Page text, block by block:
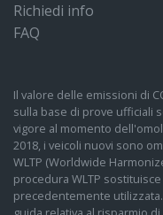
Richiedi info
FAQ
Il valore delle emissioni di
sulla base di prove ufficiali
vigore al momento
2018, i veicoli nuovi sono
WLTP (Worldwide
procedura WLTP
precedentemente